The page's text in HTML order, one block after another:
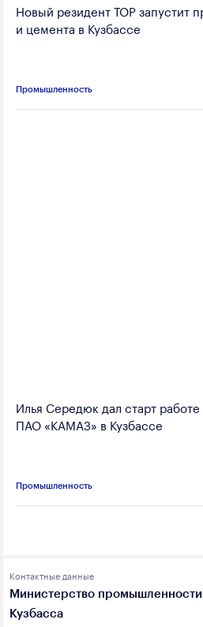
Новый резидент ТОР запустит
и цемента в Кузбассе
Промышленность
Илья Середюк дал старт
ПАО «КАМАЗ» в Кузбассе
Промышленность
Контактные данные
Министерство промышленности
Кузбасса